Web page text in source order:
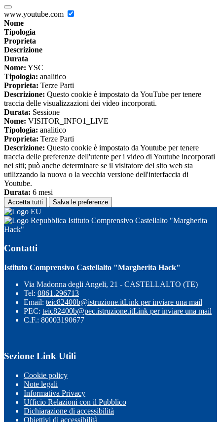
www.youtube.com
Nome
Tipologia
Proprieta
Descrizione
Durata
Nome: YSC
Tipologia: analitico
Proprieta: Terze Parti
Descrizione: Questo cookie è impostato da YouTube per tenere
traccia delle visualizzazioni dei video incorporati.
Durata: Sessione
Nome: VISITOR_INFO1_LIVE
Tipologia: analitico
Proprieta: Terze Parti
Descrizione: Questo cookie è impostato da Youtube per tenere
traccia delle preferenze dell'utente per i video di Youtube incorporati
nei siti; può anche determinare se il visitatore del sito web sta
utilizzando la nuova o la vecchia versione dell'interfaccia di
Youtube.
Durata: 6 mesi
Accetta tutti Salva le preferenze
Istituto Comprensivo Castellalto "Margherita
Hack"
Contatti
Istituto Comprensivo Castellalto "Margherita Hack"
Via Madonna degli Angeli, 21 - CASTELLALTO (TE)
Tel: 0861.296713
Email: teic82400b@istruzione.itLink per inviare una mail
PEC: teic82400b@pec.istruzione.itLink per inviare una mail
C.F.: 80003190677
Sezione Link Utili
Cookie policy
Note legali
Informativa Privacy
Ufficio Relazioni con il Pubblico
Dichiarazione di accessibilità
Obiettivi di accessibilità